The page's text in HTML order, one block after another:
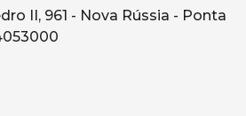
II, 961 - Nova Rússia - Ponta